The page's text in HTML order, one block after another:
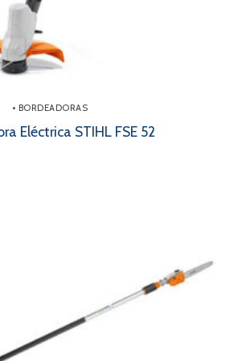
• BORDEADORAS
Eléctrica STIHL FSE 52